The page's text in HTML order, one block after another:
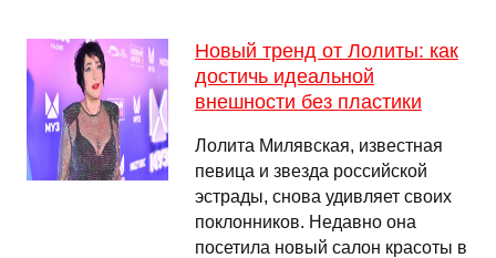
Новый тренд от Лолиты: как
достичь идеальной
внешности без пластики
Лолита Милявская, известная
певица и звезда российской
эстрады, снова удивляет своих
поклонников. Недавно она
посетила новый салон красоты в